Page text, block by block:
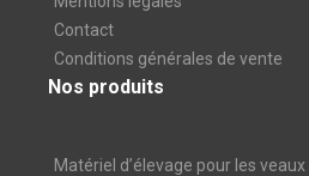
Contact
Conditions générales de vente
Nos produits
Matériel d’élevage pour les veaux